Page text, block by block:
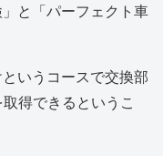
と「パーフェクト車
いうコースで交換部
得できるというこ